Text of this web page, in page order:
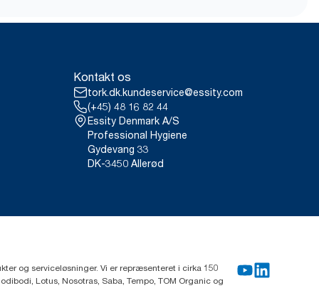
Kontakt os
tork.dk.kundeservice@essity.com
(+45) 48 16 82 44
Essity Denmark A/S
Professional Hygiene
Gydevang 33
DK-3450 Allerød
og serviceløsninger. Vi er repræsenteret i cirka 150
Lotus, Nosotras, Saba, Tempo, TOM Organic og